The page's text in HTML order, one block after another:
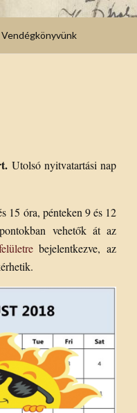
Vendégkönyvünk
Utolsó nyitvatartási nap
15 óra, pénteken 9 és 12
vehetők át az
bejelentkezve, az